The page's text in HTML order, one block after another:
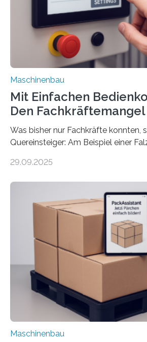
Maschinenbau
Mit Einfachen
Den
Was bisher nur Fachkräfte konnten,
Quereinsteiger: Am Beispiel einer
Mensch-Maschine-Schnittstelle so
Die zugrunde liegende Methodik
anderen Maschinen übertragen. Eine
umzurüsten ist ein Job für echte
Maschine faltet in Druckereien
Landkarten und vieles mehr –
Exemplare pro Stunde. Je nach
Auftrag kann das Umrüsten…
29.09.2025
Maschinenbau